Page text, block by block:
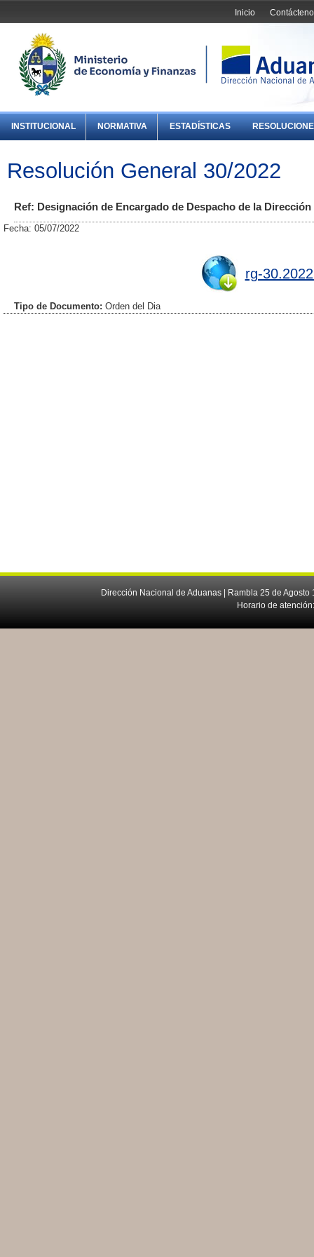
Inicio
INSTITUCIONAL NORMATIVA ESTADÍSTICAS
Resolución General 30/2022
Ref: Designación de Encargado de Despacho de la
Fecha: 05/07/2022
rg-
Tipo de Documento: Orden del Dia
Dirección Nacional de Aduanas | Rambla 25 de
Horario de